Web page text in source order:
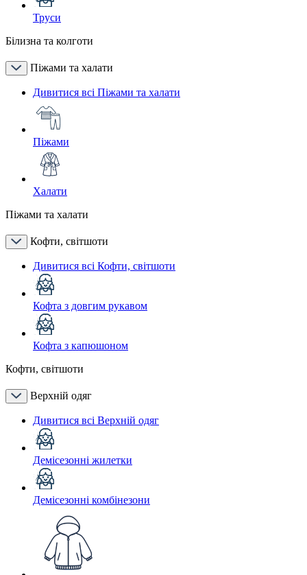
Труси
Білизна та колготи
Піжами та халати
Дивитися всі Піжами та халати
Піжами
Халати
Піжами та халати
Кофти, світшоти
Дивитися всі Кофти, світшоти
Кофта з довгим рукавом
Кофта з капюшоном
Кофти, світшоти
Верхній одяг
Дивитися всі Верхній одяг
Демісезонні жилетки
Демісезонні комбінезони